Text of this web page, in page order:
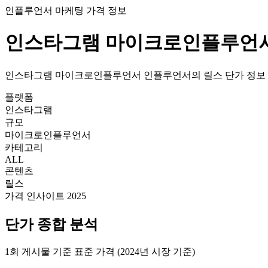
인플루언서 마케팅 가격 정보
인스타그램 마이크로인플루언
인스타그램 마이크로인플루언서 인플루언서의 릴스 단가 정보
플랫폼
인스타그램
규모
마이크로인플루언서
카테고리
ALL
콘텐츠
릴스
가격 인사이트 2025
단가종합 분석
1회 게시물 기준 표준 가격 (2024년 시장 기준)